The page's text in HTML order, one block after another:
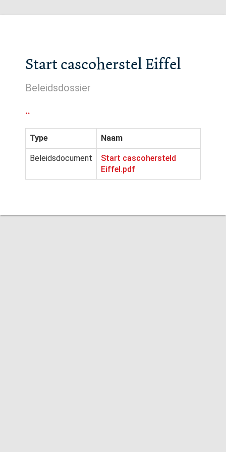
Start cascoherstel Eiffel
Beleidsdossier
..
Type Naam
Beleidsdocument
Start cascohersteld
Eiffel.pdf